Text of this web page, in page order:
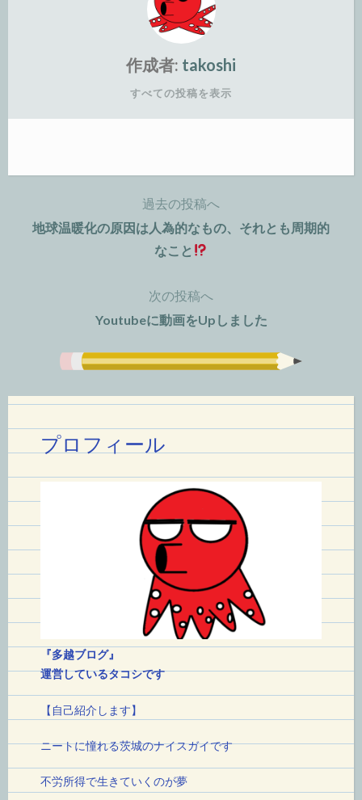
作成者: takoshi
すべての投稿を表示
ョ
過去の投稿へ
地球温暖化の原因は人為的なもの、それとも周期的
なこと
次の投稿へ
Youtubeに動画をUpしました
プロフィール
『多越ブログ』
運営しているタコシです
【自己紹介します】
ニートに憧れる茨城のナイスガイです
不労所得で生きていくのが夢